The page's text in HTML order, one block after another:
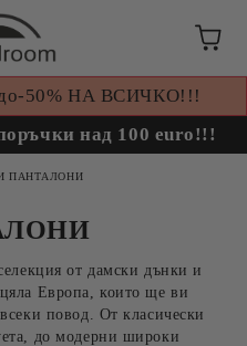
50% НА ВСИЧКО!!!
над 100 euro!!!
ПАНТАЛОНИ
от дамски дънки и
Европа, които ще ви
повод. От класически
до модерни широки